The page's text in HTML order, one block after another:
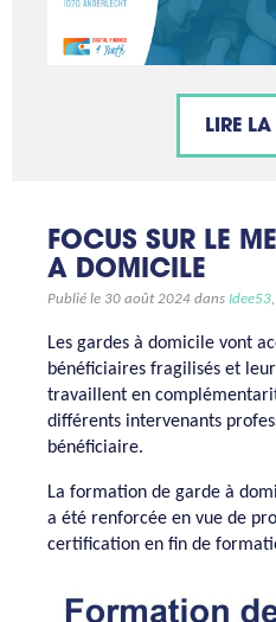
LIRE LA
FOCUS SUR LE
A DOMICILE
Publié le 30 août 2024 dans Idee53,
Les gardes à domicile vont
bénéficiaires fragilisés et
travaillent en
différents intervenants
bénéficiaire.
La formation de garde à
a été renforcée en vue de
certification en fin de